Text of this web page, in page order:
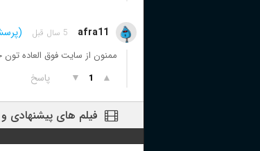
afra11 5 سال قبل
ممنون از سایت فوق العاده
▲
1
▼ پاسخ
فیلم های پیشنهادی